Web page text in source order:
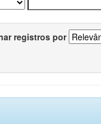
registros por